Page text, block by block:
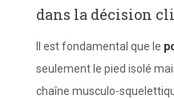
dans la décision
Il est fondamental que le
seulement le pied isolé
chaîne musculo-